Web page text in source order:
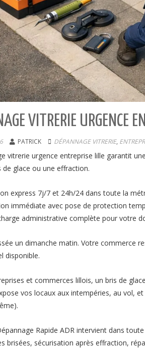
VITRERIE URGENCE
PATRICK DÉPANNAGE VITRERIE,
vitrerie urgence entreprise lille garantit
de glace ou une effraction.
express 7j/7 et 24h/24 dans toute la
immédiate avec pose de protection
administrative complète pour votre
un dimanche matin. Votre commerce
disponible.
et commerces lillois, un bris de
vos locaux aux intempéries, au vol,
Rapide ADR intervient dans
brisées, sécurisation après effraction,